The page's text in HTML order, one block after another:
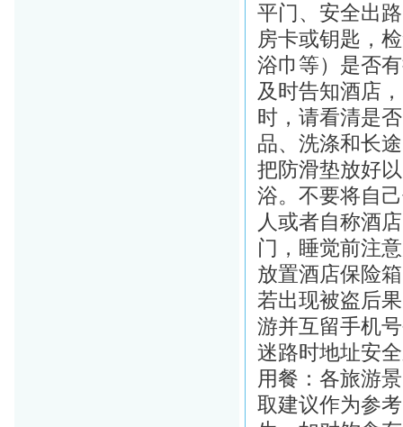
平门、安全出
房卡或钥匙，
浴巾等）是否
及时告知酒店
时，请看清是
品、洗涤和长
把防滑垫放好
浴。不要将自
人或者自称酒
门，睡觉前注
放置酒店保险
若出现被盗后
游并互留手机
迷路时地址安
用餐：各旅游
取建议作为参